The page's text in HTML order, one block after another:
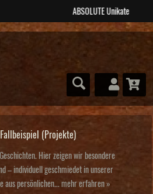
(Projekte)
Hier zeigen wir besondere
– individuell geschmiedet in unserer
aus persönlichen... mehr erfahren »